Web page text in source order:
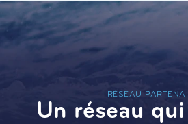
RÉSEAU
Un réseau